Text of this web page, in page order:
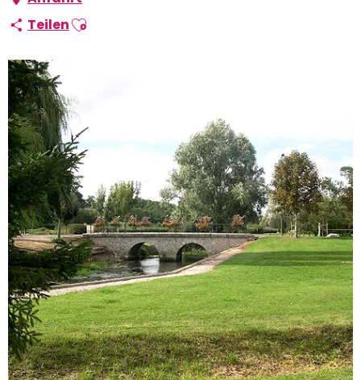
TeilenAjouter aux favoris